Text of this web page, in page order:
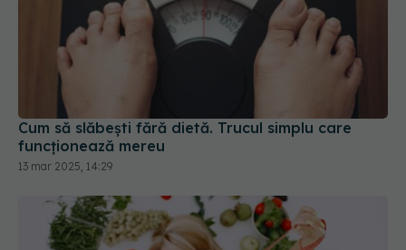
Cum să slăbești fără dietă. Trucul simplu care
funcționează mereu
13 mar 2025, 14:29